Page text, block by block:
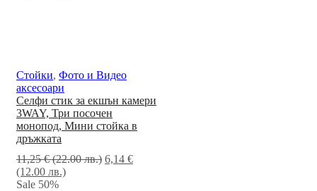
Стойки, Фото и Видео
аксесоари
Селфи стик за екшън камери
3WAY, Три посочен
монопод, Мини стойка в
дръжката
11,25€ (22.00 лв.) 6,14 €
(12.00 лв.)
Sale 50%